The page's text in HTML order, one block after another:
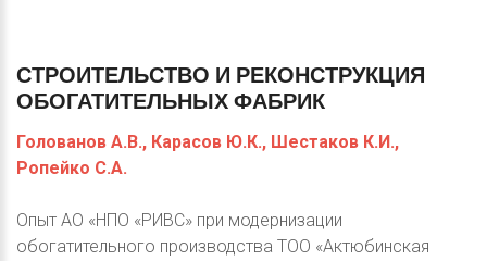
СТРОИТЕЛЬСТВО И РЕКОНСТРУКЦИЯ
ОБОГАТИТЕЛЬНЫХФАБРИК
Голованов А.В., Карасов Ю.К., Шестаков К.И.,
Ропейко С.А.
Опыт АО «НПО «РИВС» при модернизации
обогатительного производства ТОО «Актюбинская